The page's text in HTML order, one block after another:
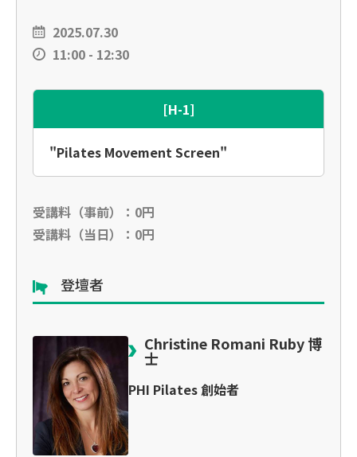
2025.07.30
11:00 - 12:30
[H-1]
"Pilates Movement Screen"
受講料（事前）：0円
受講料（当日）：0円
登壇者
Christine Romani Ruby 博
士
PHI Pilates 創始者